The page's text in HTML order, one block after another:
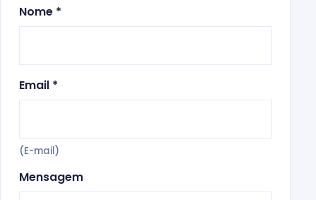
Nome *
Email *
(E-mail)
Mensagem